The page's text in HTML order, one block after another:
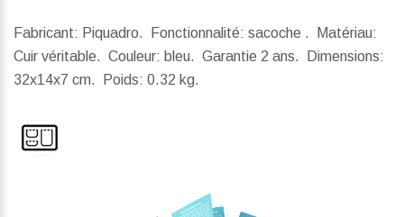
Fabricant: Piquadro. Fonctionnalité: sacoche . Matériau:
Cuir véritable. Couleur: bleu. Garantie 2 ans.
Dimensions:
32x14x7 cm.
Poids: 0.32 kg.